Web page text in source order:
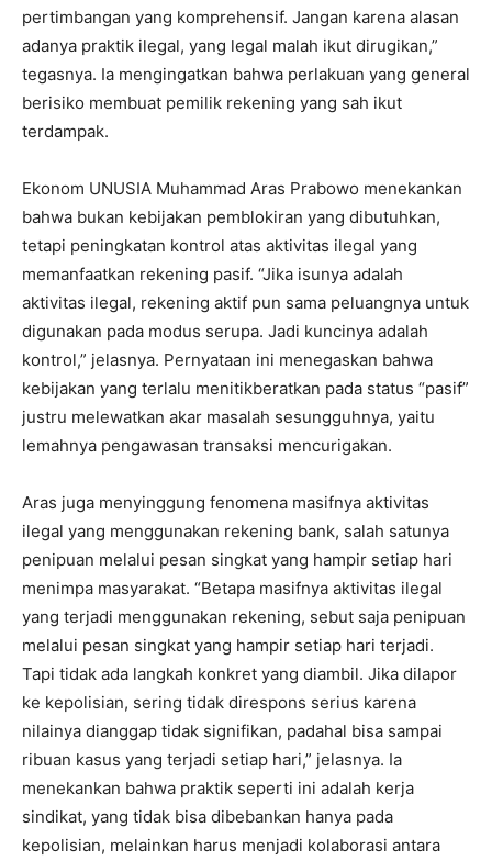
pertimbangan yang komprehensif. Jangan karena alasan
adanya praktik ilegal, yang legal malah ikut dirugikan,”
tegasnya. Ia mengingatkan bahwa perlakuan yang general
berisiko membuat pemilik rekening yang sah ikut
terdampak.
Ekonom UNUSIA Muhammad Aras Prabowo menekankan
bahwa bukan kebijakan pemblokiran yang dibutuhkan,
tetapi peningkatan kontrol atas aktivitas ilegal yang
memanfaatkan rekening pasif. “Jika isunya adalah
aktivitas ilegal, rekening aktif pun sama peluangnya untuk
digunakan pada modus serupa. Jadi kuncinya adalah
kontrol,” jelasnya. Pernyataan ini menegaskan bahwa
kebijakan yang terlalu menitikberatkan pada status “pasif”
justru melewatkan akar masalah sesungguhnya, yaitu
lemahnya pengawasan transaksi mencurigakan.
Aras juga menyinggung fenomena masifnya aktivitas
ilegal yang menggunakan rekening bank, salah satunya
penipuan melalui pesan singkat yang hampir setiap hari
menimpa masyarakat. “Betapa masifnya aktivitas ilegal
yang terjadi menggunakan rekening, sebut saja penipuan
melalui pesan singkat yang hampir setiap hari terjadi.
Tapi tidak ada langkah konkret yang diambil. Jika dilapor
ke kepolisian, sering tidak direspons serius karena
nilainya dianggap tidak signifikan, padahal bisa sampai
ribuan kasus yang terjadi setiap hari,” jelasnya. Ia
menekankan bahwa praktik seperti ini adalah kerja
sindikat, yang tidak bisa dibebankan hanya pada
kepolisian, melainkan harus menjadi kolaborasi antara